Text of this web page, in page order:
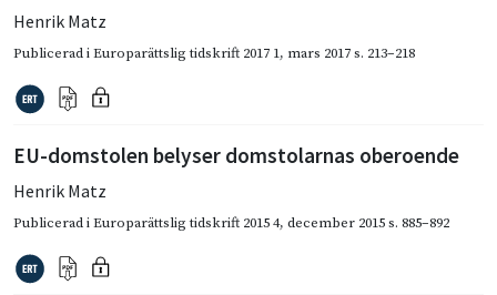
Henrik Matz
Publicerad iEuroparättslig tidskrift 2017 1, mars 2017s. 213–218
EU-domstolen belyser domstolarnas oberoende
Henrik Matz
Publicerad iEuroparättslig tidskrift 2015 4, december 2015s. 885–892